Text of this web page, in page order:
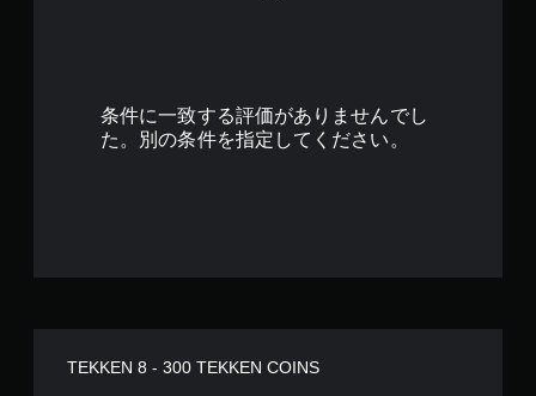
条件に一致する評価がありませんでし
た。別の条件を指定してください。
TEKKEN 8 - 300 TEKKEN COINS